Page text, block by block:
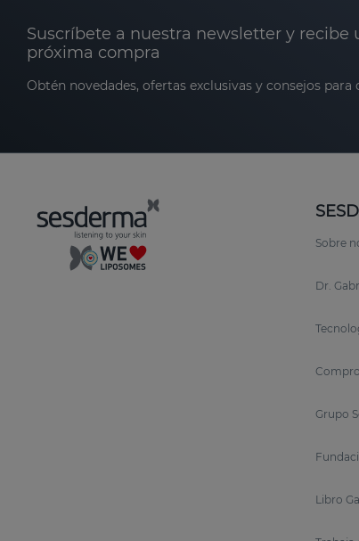
Suscríbete a nuestra newsletter y recibe
próxima compra
Obtén novedades, ofertas exclusivas y consejos para
Sobre
Dr.
Grupo
Libro